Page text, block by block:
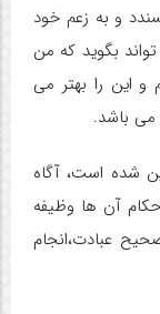
و به زعم خود
بگوید که من
این را بهتر می
می باشد.
شده است، آگاه
آن ها وظیفه
عبادت،انجام